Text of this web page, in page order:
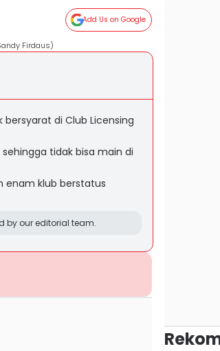
Add Us on Google
Firdaus)
bersyarat di Club Licensing
tidak bisa main di
enam klub berstatus
by our editorial team.